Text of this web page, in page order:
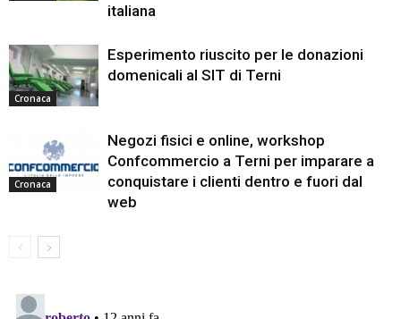
italiana
Cronaca
Esperimento riuscito per le donazioni
domenicali al SIT di Terni
Cronaca
Negozi fisici e online, workshop
Confcommercio a Terni per imparare a
conquistare i clienti dentro e fuori dal
web